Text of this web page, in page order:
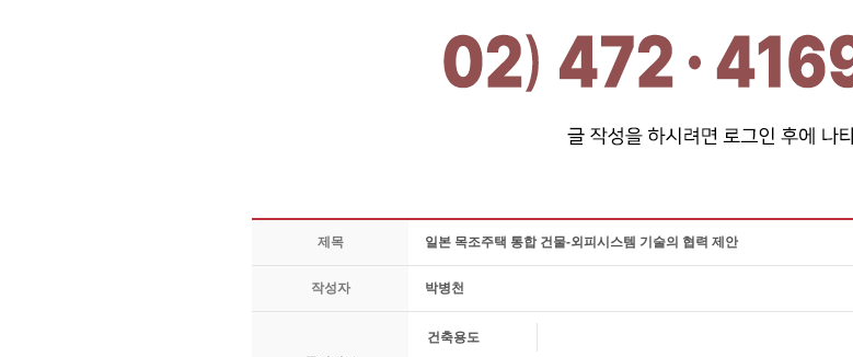
제목 일본 목조주택 통합 건물-외피시스템 기술의 협력 제안
작성자 박병천
건축용도